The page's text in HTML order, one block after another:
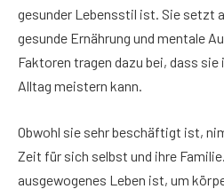
gesunder Lebensstil ist. Sie setzt
gesunde Ernährung und mentale
Faktoren tragen dazu bei, dass
Alltag meistern kann.
Obwohl sie sehr beschäftigt ist,
Zeit für sich selbst und ihre
ausgewogenes Leben ist, um